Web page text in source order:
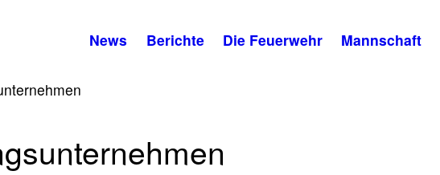
News Berichte Die Feuerwehr Mannschaft